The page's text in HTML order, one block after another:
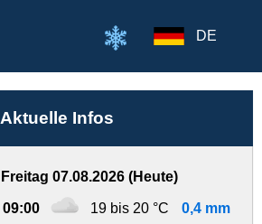
DE
Aktuelle Infos
Freitag 07.08.2026 (Heute)
09:00 19 bis 20 °C 0,4 mm